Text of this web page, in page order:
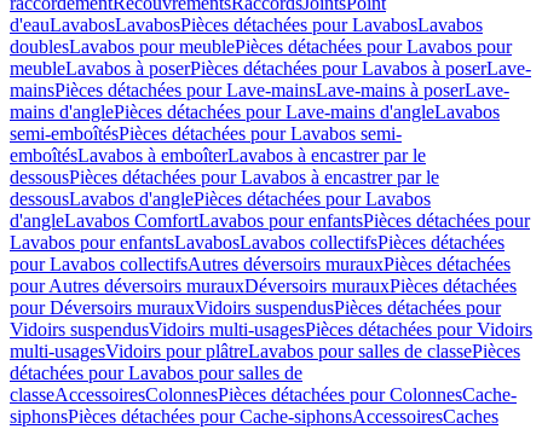
d'eauLavabosLavabosPièces détachées pour LavabosLavabos
doublesLavabos pour meublePièces détachées pour Lavabos pour
meubleLavabos à poserPièces détachées pour Lavabos à poserLave-
mainsPièces détachées pour Lave-mainsLave-mains à poserLave-
mains d'anglePièces détachées pour Lave-mains d'angleLavabos
semi-emboîtésPièces détachées pour Lavabos semi-
emboîtésLavabos à emboîterLavabos à encastrer par le
dessousPièces détachées pour Lavabos à encastrer par le
dessousLavabos d'anglePièces détachées pour Lavabos
d'angleLavabos ComfortLavabos pour enfantsPièces détachées pour
Lavabos pour enfantsLavabosLavabos collectifsPièces détachées
pour Lavabos collectifsAutres déversoirs murauxPièces détachées
pour Autres déversoirs murauxDéversoirs murauxPièces détachées
pour Déversoirs murauxVidoirs suspendusPièces détachées pour
Vidoirs suspendusVidoirs multi-usagesPièces détachées pour Vidoirs
multi-usagesVidoirs pour plâtreLavabos pour salles de classePièces
détachées pour Lavabos pour salles de
classeAccessoiresColonnesPièces détachées pour ColonnesCache-
siphonsPièces détachées pour Cache-siphonsAccessoiresCaches